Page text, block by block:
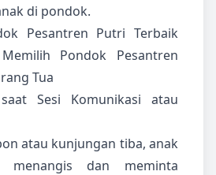
di pondok.
Pesantren Putri Terbaik
Pondok Pesantren
Tua
Sesi Komunikasi atau
atau kunjungan tiba, anak
menangis dan meminta